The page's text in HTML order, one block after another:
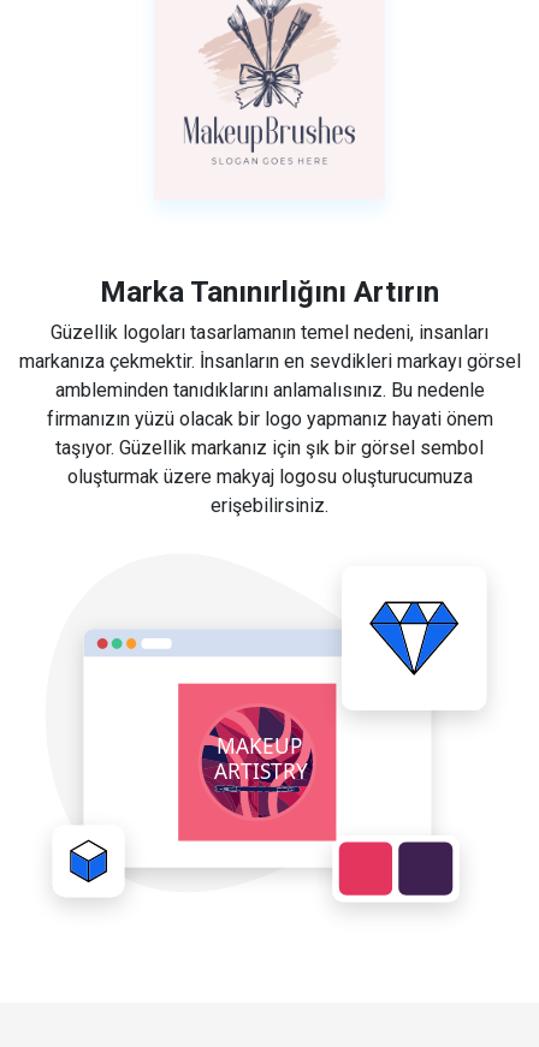
Marka Tanınırlığını Artırın
Güzellik logoları tasarlamanın temel nedeni, insanları
markanıza çekmektir. İnsanların en sevdikleri markayı görsel
ambleminden tanıdıklarını anlamalısınız. Bu nedenle
firmanızın yüzü olacak bir logo yapmanız hayati önem
taşıyor. Güzellik markanız için şık bir görsel sembol
oluşturmak üzere makyaj logosu oluşturucumuza
erişebilirsiniz.